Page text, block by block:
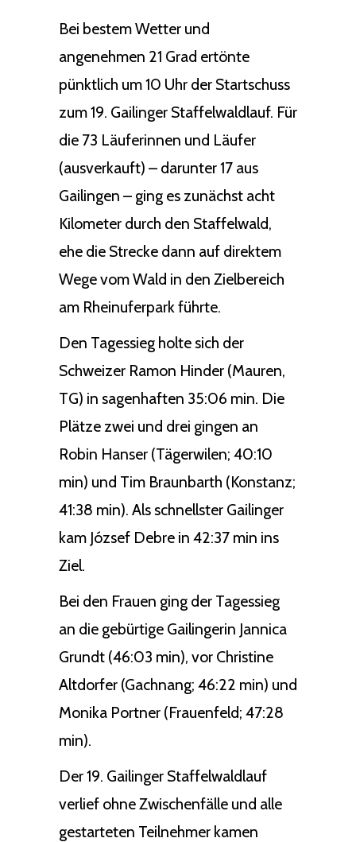
Bei bestem Wetter und
angenehmen 21 Grad ertönte
pünktlich um 10 Uhr der Startschuss
zum 19. Gailinger Staffelwaldlauf. Für
die 73 Läuferinnen und Läufer
(ausverkauft) – darunter 17 aus
Gailingen – ging es zunächst acht
Kilometer durch den Staffelwald,
ehe die Strecke dann auf direktem
Wege vom Wald in den Zielbereich
am Rheinuferpark führte.
Den Tagessieg holte sich der
Schweizer Ramon Hinder (Mauren,
TG) in sagenhaften 35:06 min. Die
Plätze zwei und drei gingen an
Robin Hanser (Tägerwilen; 40:10
min) und Tim Braunbarth (Konstanz;
41:38 min). Als schnellster Gailinger
kam József Debre in 42:37 min ins
Ziel.
Bei den Frauen ging der Tagessieg
an die gebürtige Gailingerin Jannica
Grundt (46:03 min), vor Christine
Altdorfer (Gachnang; 46:22 min) und
Monika Portner (Frauenfeld; 47:28
min).
Der 19. Gailinger Staffelwaldlauf
verlief ohne Zwischenfälle und alle
gestarteten Teilnehmer kamen